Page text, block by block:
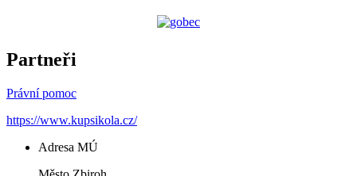
Partneři
Právní pomoc
https://www.kupsikola.cz/
Adresa MÚ